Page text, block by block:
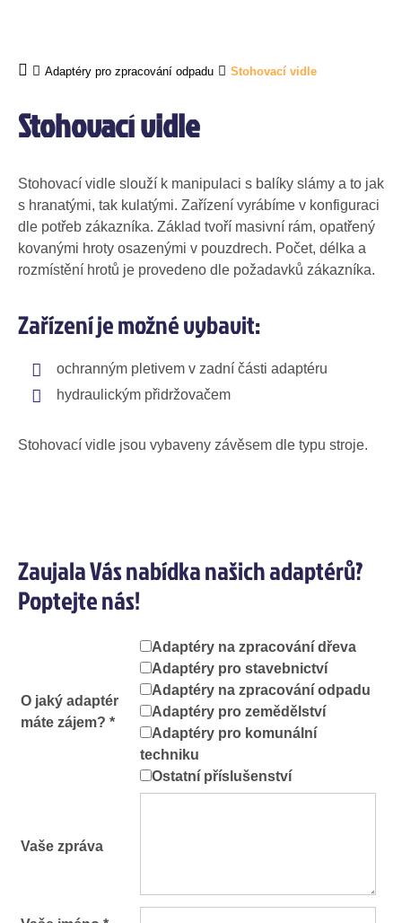
Adaptéry pro zpracování odpadu Stohovací vidle
Stohovací vidle
Stohovací vidle slouží k manipulaci s balíky slámy a to jak
s hranatými, tak kulatými. Zařízení vyrábíme v konfiguraci
dle potřeb zákazníka. Základ tvoří masivní rám, opatřený
kovanými hroty osazenými v pouzdrech. Počet, délka a
rozmístění hrotů je provedeno dle požadavků zákazníka.
Zařízení je možné vybavit:
ochranným pletivem v zadní části adaptéru
hydraulickým přidržovačem
Stohovací vidle jsou vybaveny závěsem dle typu stroje.
Zaujala Vás nabídka našich adaptérů?
Poptejte nás!
O jaký adaptér
máte zájem? *
Adaptéry na zpracování dřeva
Adaptéry pro stavebnictví
Adaptéry na zpracování odpadu
Adaptéry pro zemědělství
Adaptéry pro komunální
techniku
Ostatní příslušenství
Vaše zpráva